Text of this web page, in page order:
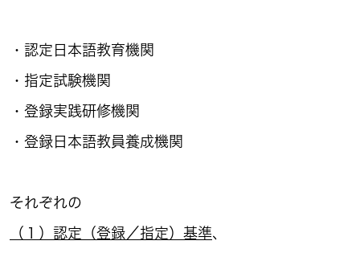
・認定日本語教育機関
・指定試験機関
・登録実践研修機関
・登録日本語教員養成機関
それぞれの
（１）認定（登録／指定）基準、